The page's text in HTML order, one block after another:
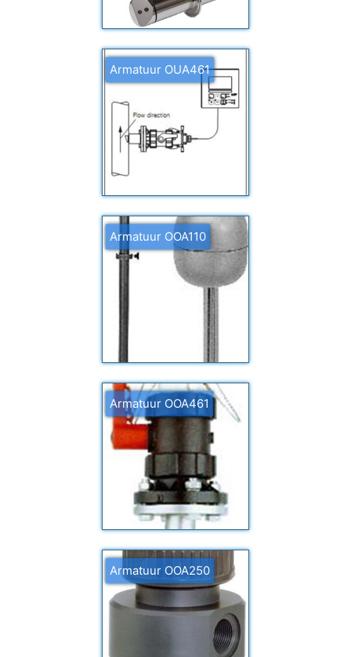
Armatuur OUA461
Armatuur OOA110
Armatuur OOA461
Armatuur OOA250